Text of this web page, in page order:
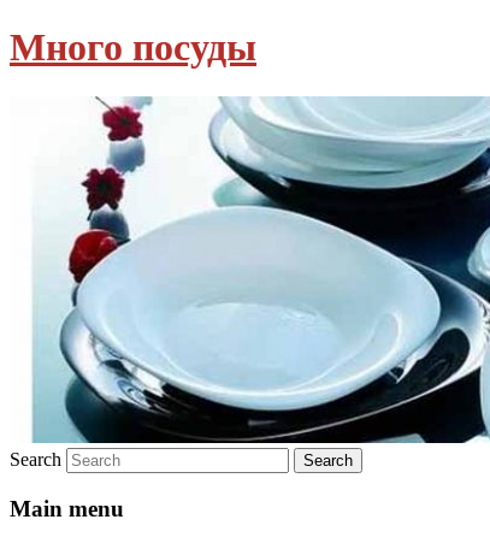
Много посуды
Search
Main menu